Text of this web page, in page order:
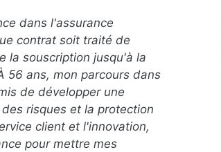
dans l'assurance
contrat soit traité de
la souscription jusqu'à la
56 ans, mon parcours dans
de développer une
risques et la protection
client et l'innovation,
pour mettre mes